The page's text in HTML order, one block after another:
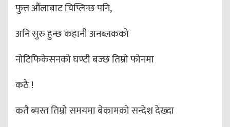
फुत्त औंलाबाट चिप्लिन्छ पनि,
अनि सुरु हुन्छ कहानी अनब्लकको
नोटिफिकेसनको घण्टी बज्छ तिम्रो फोनमा
कठै !
कतै ब्यस्त तिम्रो समयमा बेकामको सन्देश देख्दा